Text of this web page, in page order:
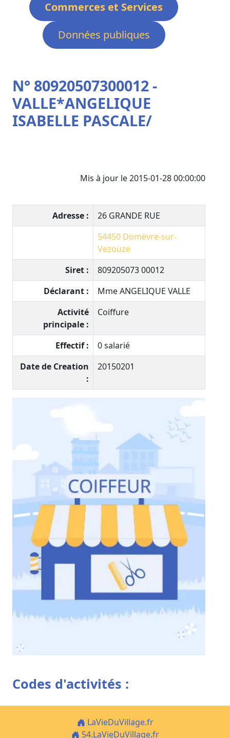
Commerces et Services
Données publiques
N° 80920507300012 -
VALLE*ANGELIQUE
ISABELLE PASCALE/
Mis à jour le 2015-01-28 00:00:00
Adresse :
26 GRANDE RUE
54450 Domèvre-sur-
Vezouze
Siret :
809205073 00012
Déclarant :
Mme ANGELIQUE VALLE
Activité
principale :
Coiffure
Effectif :
0 salarié
Date de Creation
:
20150201
Codes d'activités :
LaVieDuVillage.fr
54.LaVieDuVillage.fr